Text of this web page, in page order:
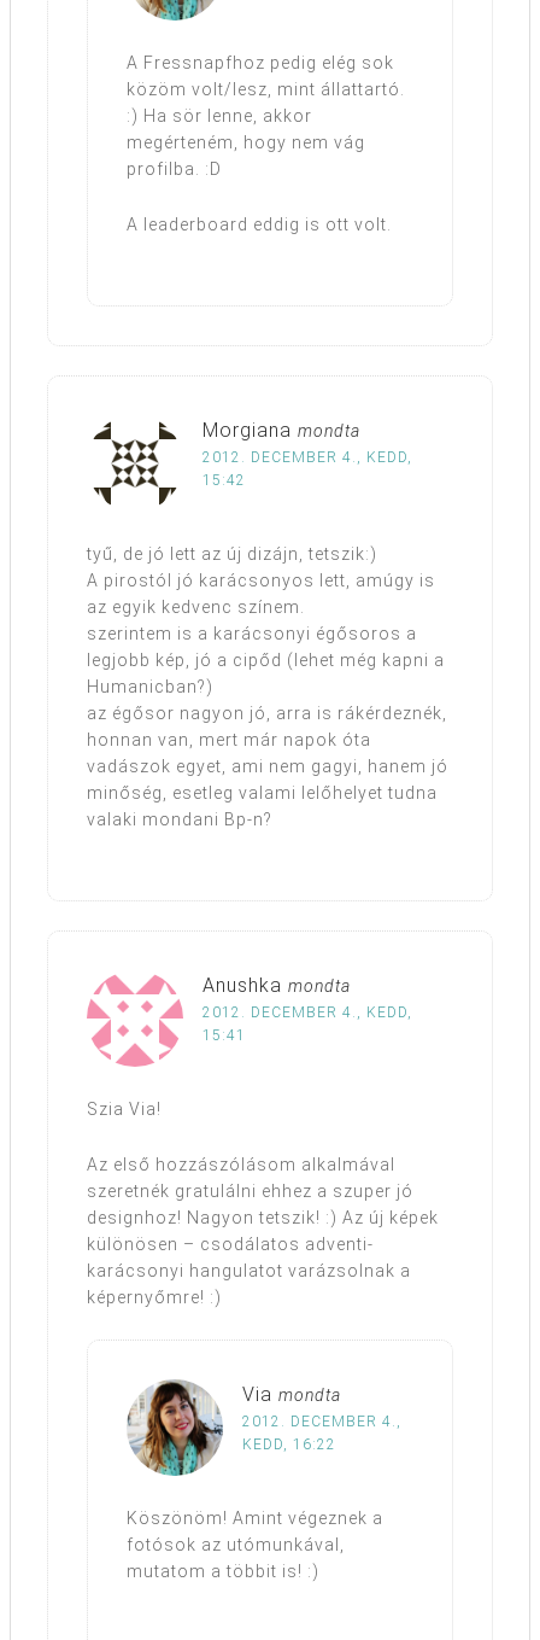
A Fressnapfhoz pedig elég sok
közöm volt/lesz, mint állattartó.
:) Ha sör lenne, akkor
megérteném, hogy nem vág
profilba. :D
A leaderboard eddig is ott volt.
Morgiana mondta
2012. DECEMBER 4., KEDD,
15:42
tyű, de jó lett az új dizájn, tetszik:)
A pirostól jó karácsonyos lett, amúgy is
az egyik kedvenc színem.
szerintem is a karácsonyi égősoros a
legjobb kép, jó a cipőd (lehet még kapni a
Humanicban?)
az égősor nagyon jó, arra is rákérdeznék,
honnan van, mert már napok óta
vadászok egyet, ami nem gagyi, hanem jó
minőség, esetleg valami lelőhelyet tudna
valaki mondani Bp-n?
Anushka mondta
2012. DECEMBER 4., KEDD,
15:41
Szia Via!
Az első hozzászólásom alkalmával
szeretnék gratulálni ehhez a szuper jó
designhoz! Nagyon tetszik! :) Az új képek
különösen – csodálatos adventi-
karácsonyi hangulatot varázsolnak a
képernyőmre! :)
Via mondta
2012. DECEMBER 4.,
KEDD, 16:22
Köszönöm! Amint végeznek a
fotósok az utómunkával,
mutatom a többit is! :)